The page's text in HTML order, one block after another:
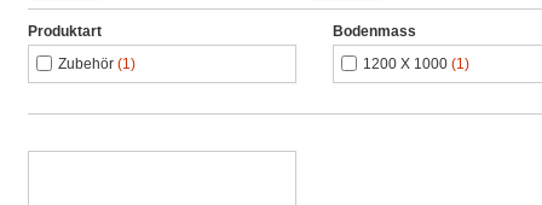
Produktart
Zubehör (1)
Bodenmass
1200 X 1000 (1)